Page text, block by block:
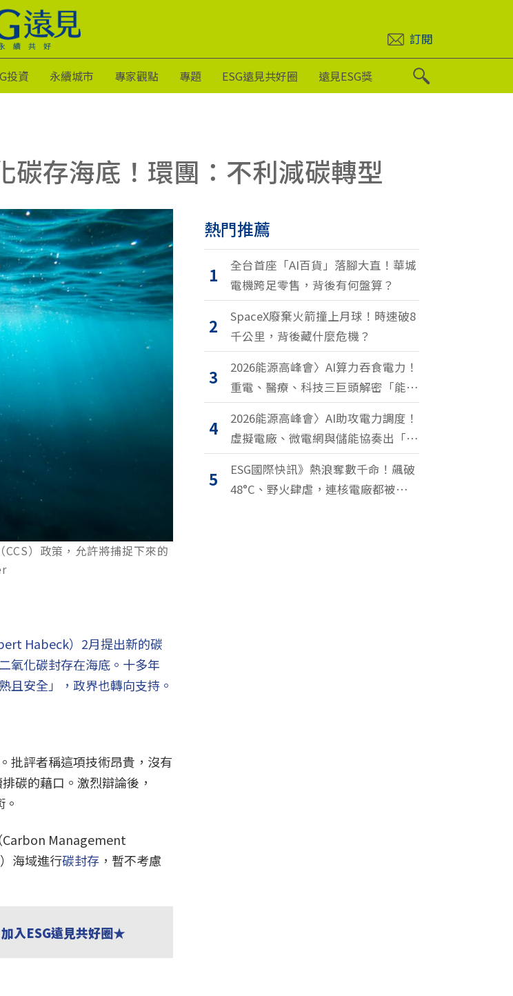
訂閱
投資 永續城市 專家觀點 專題 ESG遠見共好圈 遠見ESG獎
碳存海底！環團：不利減碳轉型
）政策，允許將捕捉下來的
Habeck）2月提出新的碳
氧化碳封存在海底。十多年
且安全」，政界也轉向支持。
批評者稱這項技術昂貴，沒有
碳的藉口。激烈辯論後，
Carbon Management
海域進行碳封存 ，暫不考慮
入ESG遠見共好圈★
熱門推薦
1
全台首座「AI百貨」落腳大直！華城
電機跨足零售，背後有何盤算？
2
SpaceX廢棄火箭撞上月球！時速破8
千公里，背後藏什麼危機？
3
2026能源高峰會〉AI算力吞食電力！
重電、醫療、科技三巨頭解密「能源
轉型2.0」致勝關鍵
4
2026能源高峰會〉AI助攻電力調度！
虛擬電廠、微電網與儲能協奏出「能
源交響樂」
5
ESG國際快訊》熱浪奪數千命！飆破
48°C、野火肆虐，連核電廠都被逼停